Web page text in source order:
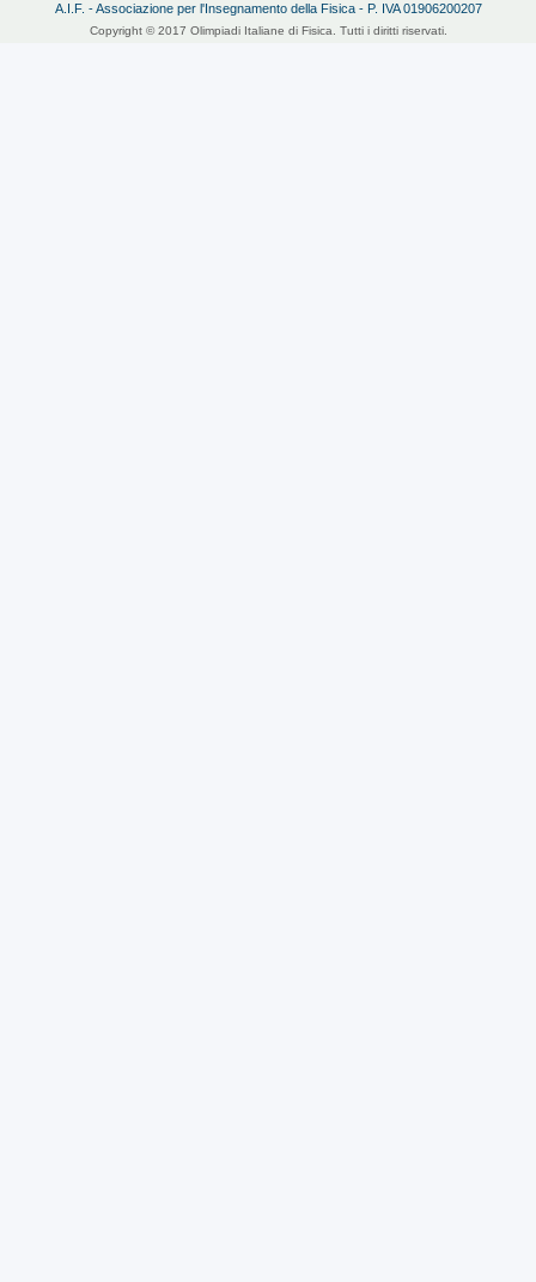
A.I.F. - Associazione per l'Insegnamento della Fisica - P. IVA 01906200207
Copyright © 2017 Olimpiadi Italiane di Fisica. Tutti i diritti riservati.